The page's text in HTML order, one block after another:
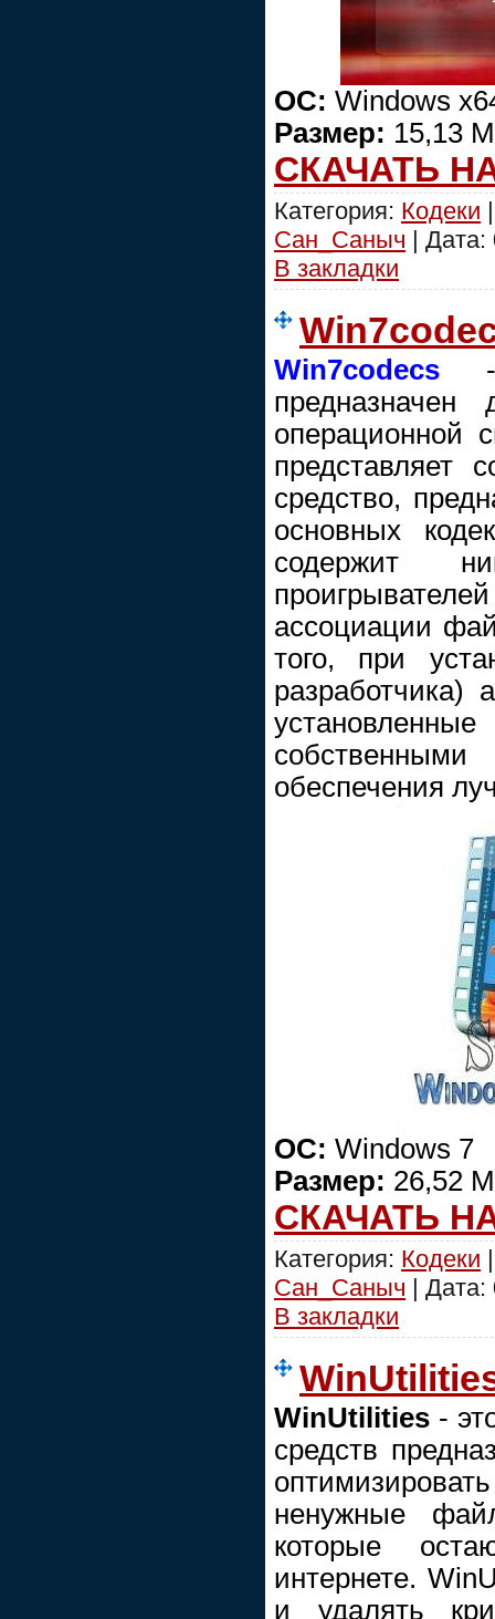
ОС: Windows
Размер: 15,13
СКАЧАТЬ
Категория: Кодеки
Сан_Саныч | Дата:
В закладки
Win7codecs -
операционной
представляет
средство,
основных
содержит
ассоциации
того, при
разработчика)
обеспечения
ОС: Windows 7
Размер: 26,52
СКАЧАТЬ
Категория: Кодеки
Сан_Саныч | Дата:
В закладки
WinUtilities -
средств
ненужные
которые
интернете.
и удалять